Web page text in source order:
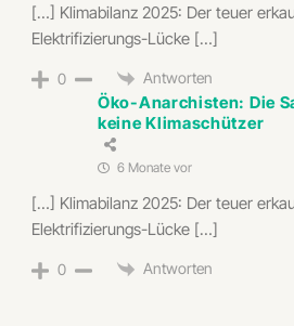
[…] Klimabilanz 2025: Der teuer
Elektrifizierungs-Lücke […]
0 Antworten
Öko-Anarchisten: Die
keine Klimaschützer
6 Monate vor
[…] Klimabilanz 2025: Der teuer
Elektrifizierungs-Lücke […]
0 Antworten